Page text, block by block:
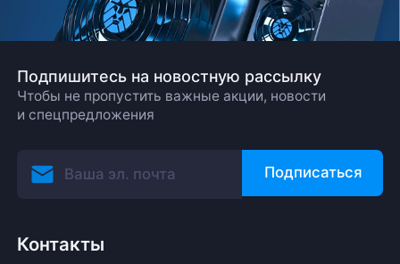
Подпишитесь на новостную рассылку
Чтобы не пропустить важные акции, новости
и спецпредложения
Подписаться
Контакты